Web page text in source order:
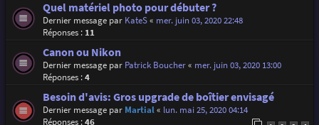
Quel matériel photo pour débuter ?
Dernier message par KateS« mer. juin 03, 2020 22:48
Réponses : 11
Canon ou Nikon
Dernier message par Patrick Boucher« mer. juin 03, 2020 13:00
Réponses :4
Besoin d'avis: Gros upgrade de boîtier envisagé
Dernier message par Martial« lun. mai 25, 2020 04:14
Réponses :46